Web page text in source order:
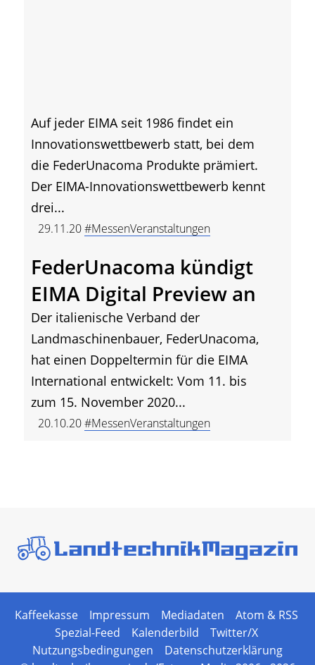
Auf jeder EIMA seit 1986 findet ein
Innovationswettbewerb statt, bei dem
die FederUnacoma Produkte prämiert.
Der EIMA-Innovationswettbewerb kennt
drei...
29.11.20#MessenVeranstaltungen
FederUnacoma kündigt
EIMA Digital Preview an
Der italienische Verband der
Landmaschinenbauer, FederUnacoma,
hat einen Doppeltermin für die EIMA
International entwickelt: Vom 11. bis
zum 15. November 2020...
20.10.20#MessenVeranstaltungen
Kaffeekasse Impressum Mediadaten
Atom & RSS
Spezial-Feed
Kalenderbild
Twitter/X
Nutzungsbedingungen
Datenschutzerklärung